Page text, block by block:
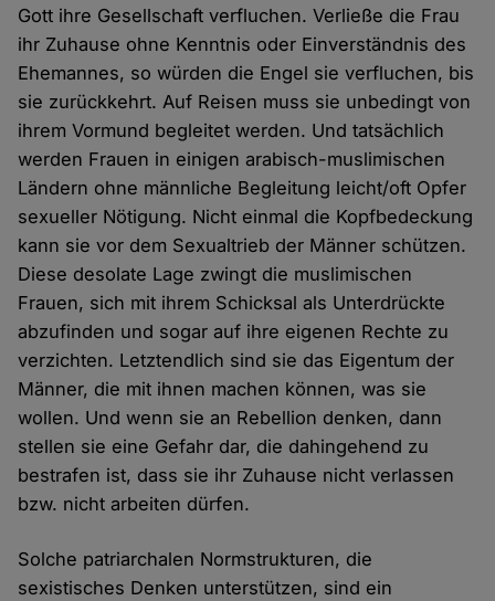
Gott ihre Gesellschaft verfluchen. Verließe die Frau
ihr Zuhause ohne Kenntnis oder Einverständnis des
Ehemannes, so würden die Engel sie verfluchen, bis
sie zurückkehrt. Auf Reisen muss sie unbedingt von
ihrem Vormund begleitet werden. Und tatsächlich
werden Frauen in einigen arabisch-muslimischen
Ländern ohne männliche Begleitung leicht/oft Opfer
sexueller Nötigung. Nicht einmal die Kopfbedeckung
kann sie vor dem Sexualtrieb der Männer schützen.
Diese desolate Lage zwingt die muslimischen
Frauen, sich mit ihrem Schicksal als Unterdrückte
abzufinden und sogar auf ihre eigenen Rechte zu
verzichten. Letztendlich sind sie das Eigentum der
Männer, die mit ihnen machen können, was sie
wollen. Und wenn sie an Rebellion denken, dann
stellen sie eine Gefahr dar, die dahingehend zu
bestrafen ist, dass sie ihr Zuhause nicht verlassen
bzw. nicht arbeiten dürfen.
Solche patriarchalen Normstrukturen, die
sexistisches Denken unterstützen, sind ein